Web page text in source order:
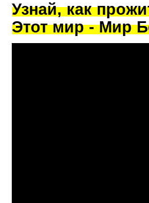
Узнай, как
Этот мир - Мир